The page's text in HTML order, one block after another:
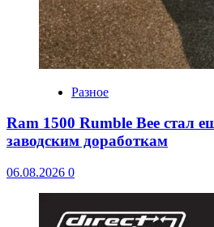
Разное
Ram 1500 Rumble Bee стал
заводским доработкам
06.08.2026 0